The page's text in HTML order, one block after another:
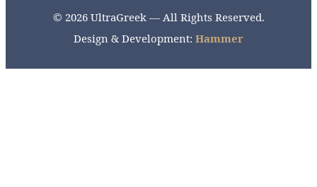
© 2026 UltraGreek — All Rights Reserved.
Design & Development: Hammer